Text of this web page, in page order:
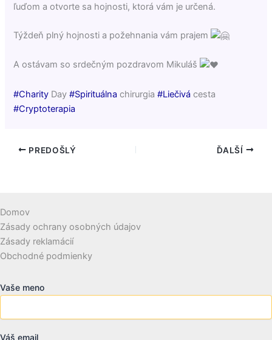
ľuďom a otvorte sa hojnosti, ktorá vám je určená.
Týždeň plný hojnosti a požehnania vám prajem
A ostávam so srdečným pozdravom Mikuláš
#Charity Day#Spirituálna chirurgia#Liečivá cesta
#Cryptoterapia
PREDOŠLÝ ĎALŠÍ
Domov
Zásady ochrany osobných údajov
Zásady reklamácií
Obchodné podmienky
Vaše meno
Váš email